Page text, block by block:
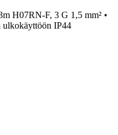
H07RN-F, 3 G 1,5 mm² •
ulkokäyttöön IP44